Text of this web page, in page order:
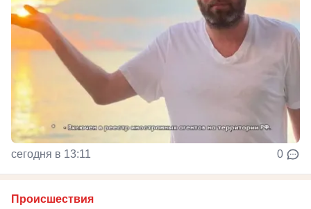
сегодня в 13:11 0
Происшествия